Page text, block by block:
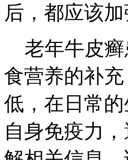
后，都应该
老年牛皮癣
食营养的补
低，在日常
自身免疫力